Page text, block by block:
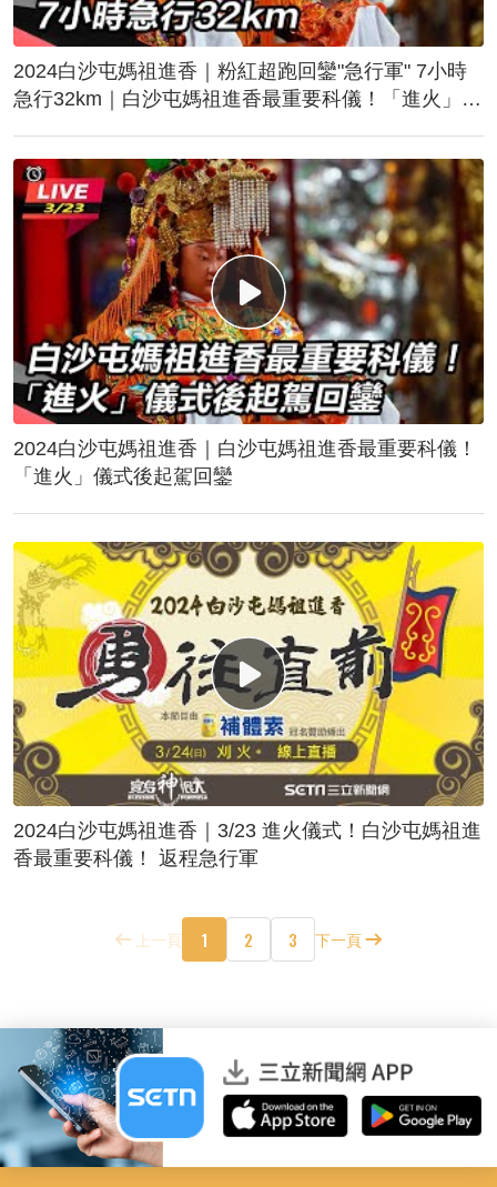
2024白沙屯媽祖進香｜粉紅超跑回鑾"急行軍" 7小時
急行32km｜白沙屯媽祖進香最重要科儀！「進火」儀
2024白沙屯媽祖進香｜白沙屯媽祖進香最重要科儀！
「進火」儀式後起駕回鑾
2024白沙屯媽祖進香｜3/23 進火儀式！白沙屯媽祖進
香最重要科儀！ 返程急行軍
上一頁 1 2 3 下一頁